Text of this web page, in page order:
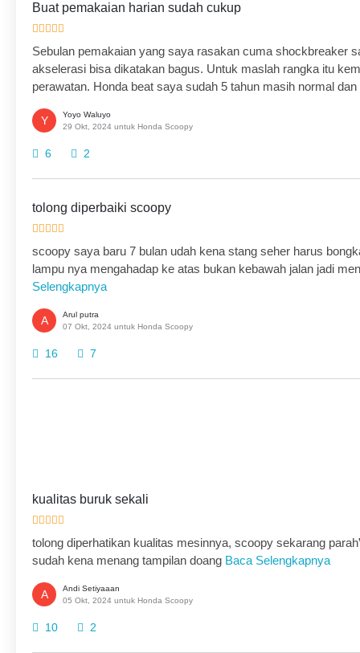
Buat pemakaian harian sudah cukup
Sebulan pemakaian yang saya rasakan cuma shockbreaker
akselerasi bisa dikatakan bagus. Untuk maslah rangka itu
perawatan. Honda beat saya sudah 5 tahun masih normal
Y
Yoyo Waluyo
29 Okt, 2024 untuk Honda Scoopy
6 2
tolong diperbaiki scoopy
scoopy saya baru 7 bulan udah kena stang seher harus
lampu nya mengahadap ke atas bukan kebawah jalan jadi
Selengkapnya
A
Arul putra
07 Okt, 2024 untuk Honda Scoopy
16 7
kualitas buruk sekali
tolong diperhatikan kualitas mesinnya, scoopy sekarang
sudah kena menang tampilan doang Baca Selengkapnya
A
Andi Setiyaaan
05 Okt, 2024 untuk Honda Scoopy
10 2